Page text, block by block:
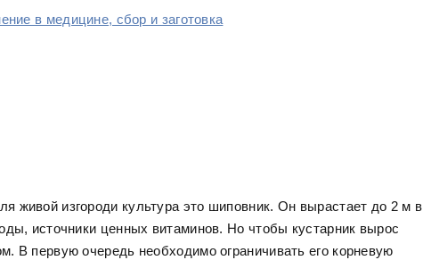
в медицине, сбор и заготовка
живой изгороди культура это шиповник. Он вырастает до 2 м в
источники ценных витаминов. Но чтобы кустарник вырос
В первую очередь необходимо ограничивать его корневую